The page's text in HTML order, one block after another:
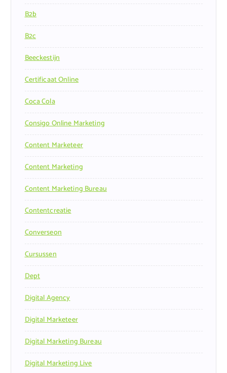
B2b
B2c
Beeckestijn
Certificaat Online
Coca Cola
Consigo Online Marketing
Content Marketeer
Content Marketing
Content Marketing Bureau
Contentcreatie
Converseon
Cursussen
Dept
Digital Agency
Digital Marketeer
Digital Marketing Bureau
Digital Marketing Live